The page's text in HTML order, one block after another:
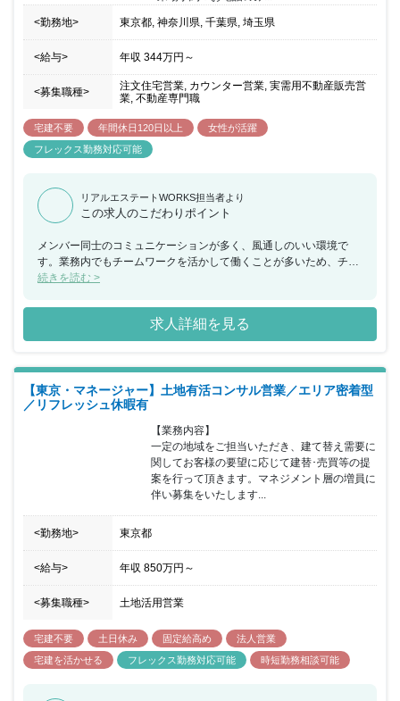
<勤務地> 東京都, 神奈川県, 千葉県, 埼玉県
<給与> 年収 344万円 ～
<募集職種>
注文住宅営業, カウンター営業, 実需用不動産販売営
業, 不動産専門職
宅建不要 年間休日120日以上
女性が活躍
フレックス勤務対応可能
リアルエステートWORKS担当者より
この求人のこだわりポイント
メンバー同士のコミュニケーションが多く、風通しのいい環境で
す。業務内でもチームワークを活かして働くことが多いため、チー
ムで何かを成し遂げたいと考えている方におススメの求人です。ま
制度など女性のライフイベントにも沿った制度が整っております。
続きを読む >
求人詳細を見る
【東京・マネージャー】土地有活コンサル営業／エリア密着型
／リフレッシュ休暇有
【業務内容】
一定の地域をご担当いただき、建て替え需要に
関してお客様の要望に応じて建替･売買等の提
案を行って頂きます。マネジメント層の増員に
伴い募集をいたします...
<勤務地> 東京都
<給与> 年収 850万円 ～
<募集職種> 土地活用営業
宅建不要 土日休み 固定給高め
法人営業
宅建を活かせる
フレックス勤務対応可能 時短勤務相談可能